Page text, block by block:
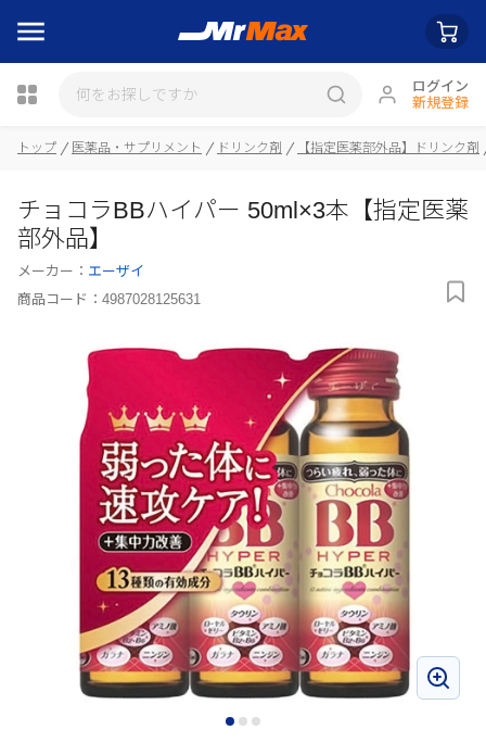
ログイン
新規登録
トップ 医薬品・サプリメント ドリンク剤 【指定医薬部外品】ドリンク剤
チョコラBBハイパー 50ml×3本【指定医薬
部外品】
メーカー： エーザイ
商品コード： 4987028125631